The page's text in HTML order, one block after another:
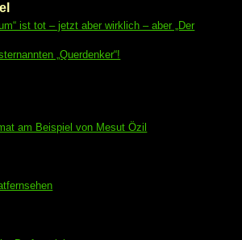
ist tot – jetzt aber wirklich – aber „Der
„Querdenker“!
am Beispiel von Mesut Özil